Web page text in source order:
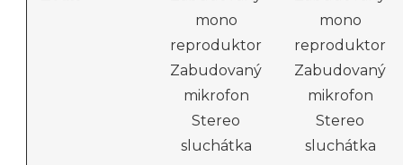
mono
reproduktor
Zabudovaný
mikrofon
Stereo
sluchátka
mono
reproduktor
Zabudovaný
mikrofon
Stereo
sluchátka